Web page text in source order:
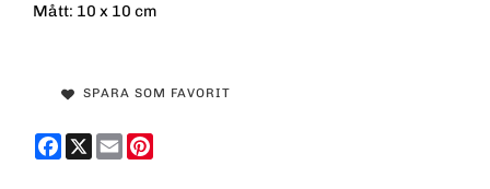
Mått: 10 x 10 cm
SPARA SOM FAVORIT
Facebook
X Email